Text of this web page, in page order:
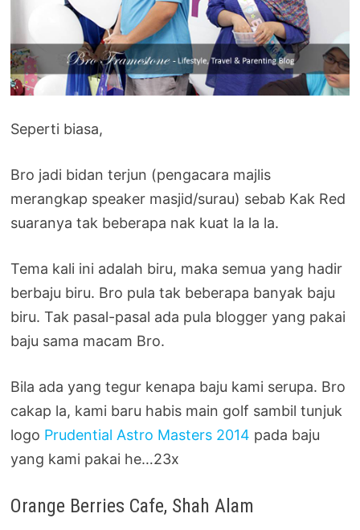
Seperti biasa,
Bro jadi bidan terjun (pengacara majlis
merangkap speaker masjid/surau) sebab Kak Red
suaranya tak beberapa nak kuat la la la.
Tema kali ini adalah biru, maka semua yang hadir
berbaju biru. Bro pula tak beberapa banyak baju
biru. Tak pasal-pasal ada pula blogger yang pakai
baju sama macam Bro.
Bila ada yang tegur kenapa baju kami serupa. Bro
cakap la, kami baru habis main golf sambil tunjuk
logo Prudential Astro Masters 2014 pada baju
yang kami pakai he…23x
Orange Berries Cafe, Shah Alam